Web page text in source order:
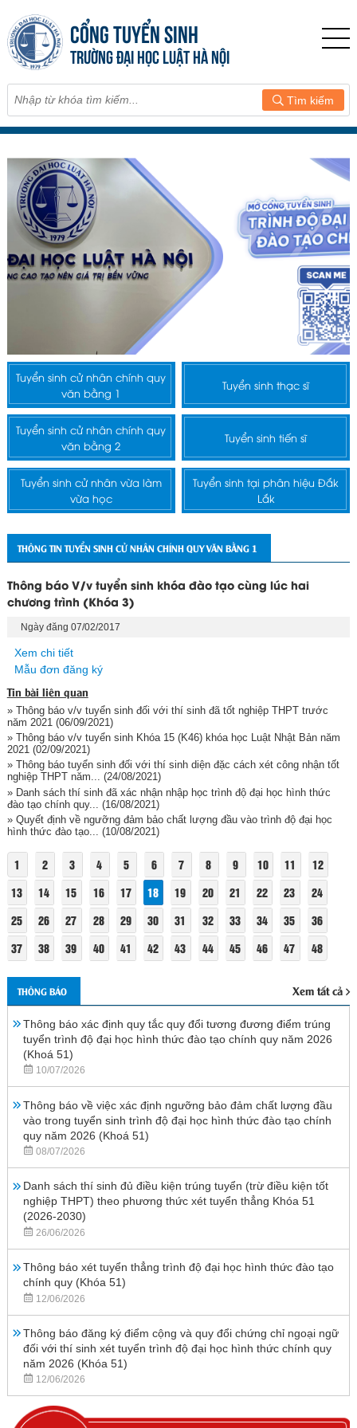
CỔNG TUYỂN SINH
TRƯỜNG ĐẠI HỌC LUẬT HÀ NỘI
Tìm kiếm
Tuyển sinh cử nhân chính quy
văn bằng 1
Tuyển sinh thạc sĩ
Tuyển sinh cử nhân chính quy
văn bằng 2
Tuyển sinh tiến sĩ
Tuyển sinh cử nhân vừa làm
vừa học
Tuyển sinh tại phân hiệu Đắk
Lắk
THÔNG TIN TUYỂN SINH CỬ NHÂN CHÍNH QUY VĂN BẰNG 1
Thông báo V/v tuyển sinh khóa đào tạo cùng lúc hai
chương trình (Khóa 3)
Ngày đăng 07/02/2017
Xem chi tiết
Mẫu đơn đăng ký
Tin bài liên quan
» Thông báo v/v tuyển sinh đối với thí sinh đã tốt nghiệp THPT trước
năm 2021 (06/09/2021)
» Thông báo v/v tuyển sinh Khóa 15 (K46) khóa học Luật Nhật Bản năm
2021(02/09/2021)
» Thông báo tuyển sinh đối với thí sinh diện đặc cách xét công nhận tốt
nghiệp THPT năm... (24/08/2021)
» Danh sách thí sinh đã xác nhận nhập học trình độ đại học hình thức
đào tạo chính quy...
(16/08/2021)
» Quyết định về ngưỡng đảm bảo chất lượng đầu vào trình độ đại học
hình thức đào tạo... (10/08/2021)
1 2 3 4 5 6 7 8 9 10 11
12
13
14 15 16 17 18 19 20 21 22 23
24
25
26 27 28 29 30 31 32 33 34 35
36
37
38 39 40 41 42 43 44 45 46 47 48
THÔNG BÁO Xem tất cả
Thông báo xác định quy tắc quy đổi tương đương điểm trúng
tuyển trình độ đại học hình thức đào tạo chính quy năm 2026
(Khoá 51)
10/07/2026
Thông báo về việc xác định ngưỡng bảo đảm chất lượng đầu
vào trong tuyển sinh trình độ đại học hình thức đào tạo chính
quy năm 2026 (Khoá 51)
08/07/2026
Danh sách thí sinh đủ điều kiện trúng tuyển (trừ điều kiện tốt
nghiệp THPT) theo phương thức xét tuyển thẳng Khóa 51
(2026-2030)
26/06/2026
Thông báo xét tuyển thẳng trình độ đại học hình thức đào tạo
chính quy (Khóa 51)
12/06/2026
Thông báo đăng ký điểm cộng và quy đổi chứng chỉ ngoại ngữ
đối với thí sinh xét tuyển trình độ đại học hình thức chính quy
năm 2026 (Khóa 51)
12/06/2026